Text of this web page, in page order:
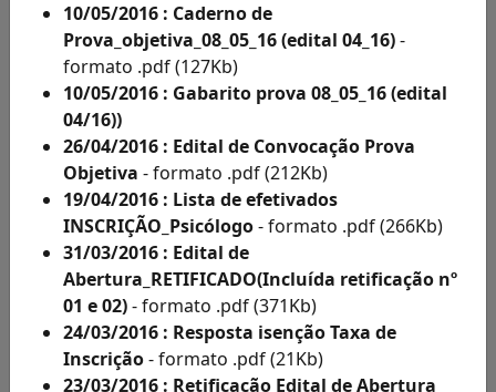
editais
Acesso
Informação
Solicitações
de
Condições
Especiais
e
Inscritos
Como
Deficientes
por
10/05/2016 : Caderno de
Prova_objetiva_08_05_16 (edital 04_16)-
formato .pdf (127Kb)
10/05/2016 : Gabarito prova 08_05_16 (edital
04/16))
26/04/2016 : Edital de Convocação Prova
Objetiva - formato .pdf (212Kb)
19/04/2016 : Lista de efetivados
INSCRIÇÃO_Psicólogo- formato .pdf (266Kb)
31/03/2016 : Edital de
Abertura_RETIFICADO(Incluída retificação nº
01 e 02)- formato .pdf (371Kb)
24/03/2016 : Resposta isenção Taxa de
Inscrição- formato .pdf (21Kb)
23/03/2016 : Retificação Edital de Abertura